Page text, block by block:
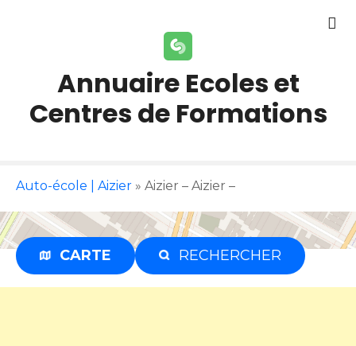
n
t
Annuaire Ecoles et
Centres de Formations
Auto-école | Aizier » Aizier – Aizier –
CARTE RECHERCHER
Publicité